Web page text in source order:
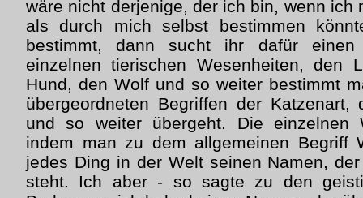
wäre nicht derjenige, der ich bin, wenn ich
als durch mich selbst bestimmen
bestimmt, dann sucht ihr dafür einen
einzelnen tierischen Wesenheiten, den
Hund, den Wolf und so weiter bestimmt
übergeordneten Begriffen der Katzenart,
und so weiter übergeht. Die einzelnen
indem man zu dem allgemeinen Begriff
jedes Ding in der Welt seinen Namen,
steht. Ich aber - so sagte zu den